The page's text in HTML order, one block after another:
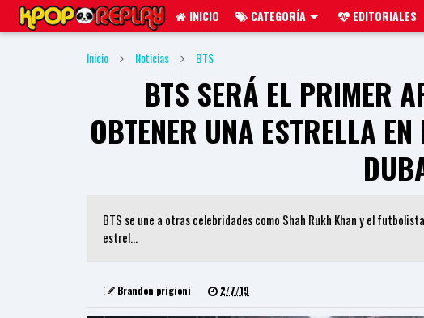
INICIO CATEGORÍA EDITORIALES
Inicio Noticias BTS
BTS SERÁ EL PRIMER
OBTENER UNA ESTRELLA
BTS se une a otras celebridades como Shah Rukh Khan y el
estrel...
Brandon prigioni 2/7/19